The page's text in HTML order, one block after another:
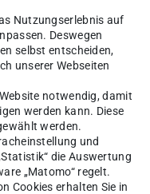
Nutzungserlebnis auf
Deswegen
selbst entscheiden,
unserer Webseiten
notwendig, damit
werden kann. Diese
werden.
und
die Auswertung
„Matomo“ regelt.
Cookies erhalten Sie in